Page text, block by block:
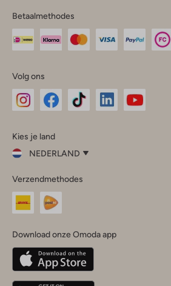
Betaalmethodes
Volg ons
InstagramFacebook
Kies je land
NEDERLAND
je
land
Nederland
Belgique(Français)
Deutschland
Verzendmethodes
Download onze Omoda app